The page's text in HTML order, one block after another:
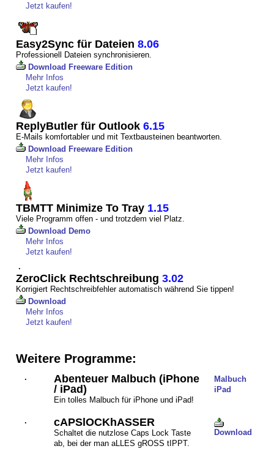
Jetzt kaufen!
Easy2Sync für Dateien 8.06
Professionell Dateien synchronisieren.
Download Freeware Edition
Mehr Infos
Jetzt kaufen!
ReplyButler für Outlook 6.15
E-Mails komfortabler und mit Textbausteinen beantworten.
Download Freeware Edition
Mehr Infos
Jetzt kaufen!
TBMTT Minimize To Tray 1.15
Viele Programm offen - und trotzdem viel Platz.
Download Demo
Mehr Infos
Jetzt kaufen!
·
ZeroClick Rechtschreibung 3.02
Korrigiert Rechtschreibfehler automatisch während Sie tippen!
Download
Mehr Infos
Jetzt kaufen!
Weitere Programme:
·
Abenteuer Malbuch (iPhone
/ iPad)
Ein tolles Malbuch für iPhone und iPad!
Malbuch
iPad
· cAPSlOCKhASSER
Schaltet die nutzlose Caps Lock Taste
ab, bei der man aLLES gROSS tIPPT.
Download